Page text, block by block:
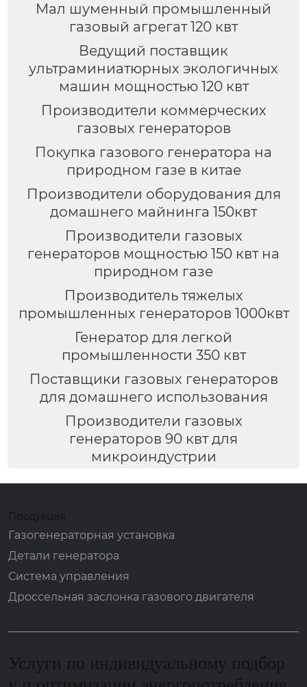
Мал шуменный промышленный
газовый агрегат 120 квт
Ведущий поставщик
ультраминиатюрных экологичных
машин мощностью 120 квт
Производители коммерческих
газовых генераторов
Покупка газового генератора на
природном газе в китае
Производители оборудования для
домашнего майнинга 150квт
Производители газовых
генераторов мощностью 150 квт на
природном газе
Производитель тяжелых
промышленных генераторов 1000квт
Генератор для легкой
промышленности 350 квт
Поставщики газовых генераторов
для домашнего использования
Производители газовых
генераторов 90 квт для
микроиндустрии
Продукция
Газогенераторная установка
Детали генератора
Система управления
Дроссельная заслонка газового двигателя
Услуги по индивидуальному подбор